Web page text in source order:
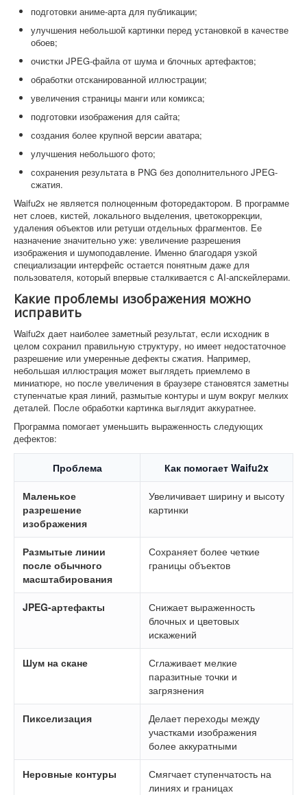
подготовки аниме-арта для публикации;
улучшения небольшой картинки перед установкой в качестве
обоев;
очистки JPEG-файла от шума и блочных артефактов;
обработки отсканированной иллюстрации;
увеличения страницы манги или комикса;
подготовки изображения для сайта;
создания более крупной версии аватара;
улучшения небольшого фото;
сохранения результата в PNG без дополнительного JPEG-
сжатия.
Waifu2x не является полноценным фоторедактором. В программе
нет слоев, кистей, локального выделения, цветокоррекции,
удаления объектов или ретуши отдельных фрагментов. Ее
назначение значительно уже: увеличение разрешения
изображения и шумоподавление. Именно благодаря узкой
специализации интерфейс остается понятным даже для
пользователя, который впервые сталкивается с AI-апскейлерами.
Какие проблемы изображения можно
исправить
Waifu2x дает наиболее заметный результат, если исходник в
целом сохранил правильную структуру, но имеет недостаточное
разрешение или умеренные дефекты сжатия. Например,
небольшая иллюстрация может выглядеть приемлемо в
миниатюре, но после увеличения в браузере становятся заметны
ступенчатые края линий, размытые контуры и шум вокруг мелких
деталей. После обработки картинка выглядит аккуратнее.
Программа помогает уменьшить выраженность следующих
дефектов:
Проблема Как помогает Waifu2x
Маленькое
разрешение
изображения
Увеличивает ширину и высоту
картинки
Размытые линии
после обычного
масштабирования
Сохраняет более четкие
границы объектов
JPEG-артефакты
Снижает выраженность
блочных и цветовых
искажений
Шум на скане
Сглаживает мелкие
паразитные точки и
загрязнения
Пикселизация
Делает переходы между
участками изображения
более аккуратными
Неровные контуры
Смягчает ступенчатость на
линиях и границах